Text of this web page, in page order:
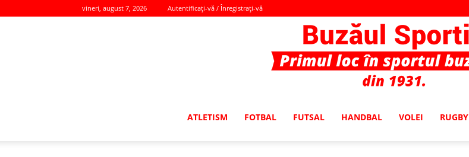
vineri, august 7, 2026 Autentificați-vă / Înregistrați-vă
ATLETISM FOTBAL FUTSAL HANDBAL VOLEI RUGBY